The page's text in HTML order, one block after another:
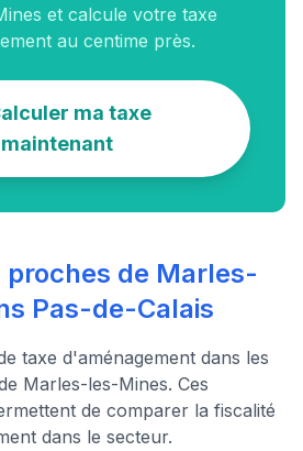
et calcule votre taxe
au centime près.
ma taxe
maintenant
proches de Marles-
Pas-de-Calais
taxe d'aménagement dans les
Marles-les-Mines. Ces
de comparer la fiscalité
dans le secteur.